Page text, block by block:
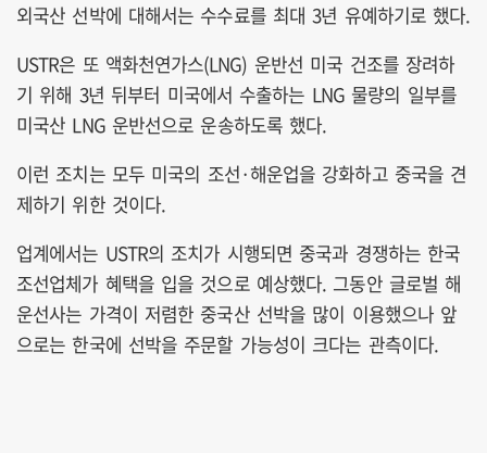
외국산 선박에 대해서는 수수료를 최대 3년 유예하기로 했다.
USTR은 또 액화천연가스(LNG) 운반선 미국 건조를 장려하
기 위해 3년 뒤부터 미국에서 수출하는 LNG 물량의 일부를
미국산 LNG 운반선으로 운송하도록 했다.
이런 조치는 모두 미국의 조선·해운업을 강화하고 중국을 견
제하기 위한 것이다.
업계에서는 USTR의 조치가 시행되면 중국과 경쟁하는 한국
조선업체가 혜택을 입을 것으로 예상했다. 그동안 글로벌 해
운선사는 가격이 저렴한 중국산 선박을 많이 이용했으나 앞
으로는 한국에 선박을 주문할 가능성이 크다는 관측이다.